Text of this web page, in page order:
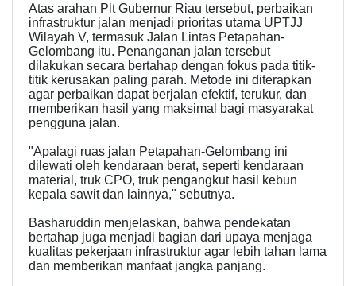
Atas arahan Plt Gubernur Riau tersebut, perbaikan
infrastruktur jalan menjadi prioritas utama UPTJJ
Wilayah V, termasuk Jalan Lintas Petapahan-
Gelombang itu. Penanganan jalan tersebut
dilakukan secara bertahap dengan fokus pada titik-
titik kerusakan paling parah. Metode ini diterapkan
agar perbaikan dapat berjalan efektif, terukur, dan
memberikan hasil yang maksimal bagi masyarakat
pengguna jalan.
"Apalagi ruas jalan Petapahan-Gelombang ini
dilewati oleh kendaraan berat, seperti kendaraan
material, truk CPO, truk pengangkut hasil kebun
kepala sawit dan lainnya," sebutnya.
Basharuddin menjelaskan, bahwa pendekatan
bertahap juga menjadi bagian dari upaya menjaga
kualitas pekerjaan infrastruktur agar lebih tahan lama
dan memberikan manfaat jangka panjang.